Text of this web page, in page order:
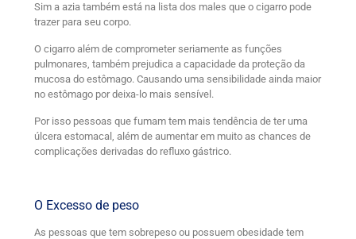
Sim a azia também está na lista dos males que o cigarro pode
trazer para seu corpo.
O cigarro além de comprometer seriamente as funções
pulmonares, também prejudica a capacidade da proteção da
mucosa do estômago. Causando uma sensibilidade ainda maior
no estômago por deixa-lo mais sensível.
Por isso pessoas que fumam tem mais tendência de ter uma
úlcera estomacal, além de aumentar em muito as chances de
complicações derivadas do refluxo gástrico.
O Excesso de peso
As pessoas que tem sobrepeso ou possuem obesidade tem